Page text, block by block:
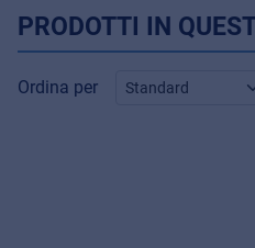
PRODOTTI IN
Ordina per